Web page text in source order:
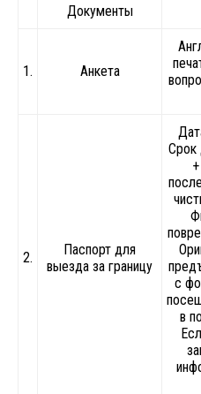
Документы
1. Анкета
2.
Паспорт для
выезда за границу
Срок
с
в